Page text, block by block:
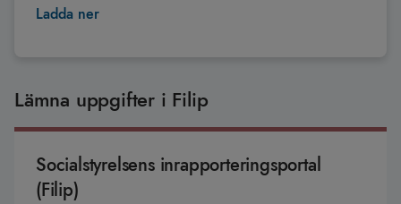
Ladda ner
Lämna uppgifter i Filip
Socialstyrelsens inrapporteringsportal
(Filip)